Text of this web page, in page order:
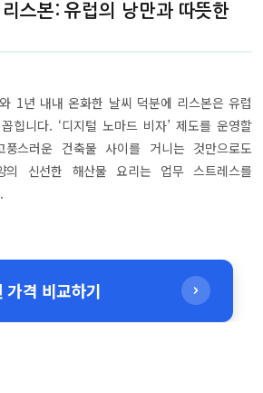
스본: 유럽의 낭만과 따뜻한
1년 내내 온화한 날씨 덕분에 리스본은 유럽
힙니다. ‘디지털 노마드 비자’ 제도를 운영할
풍스러운 건축물 사이를 거니는 것만으로도
의 신선한 해산물 요리는 업무 스트레스를
가격 비교하기